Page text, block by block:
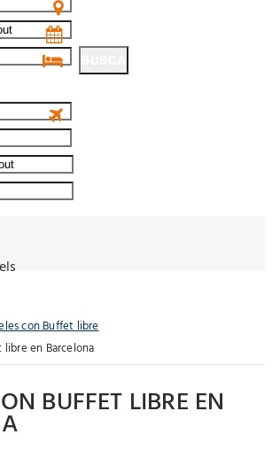
con Buffet libre
en Barcelona
BUFFET LIBRE EN